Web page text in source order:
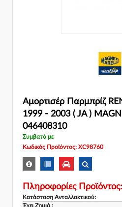
Αμορτισέρ Παρμπρίζ
1999 - 2003 ( JA )
046408310
Συμβατό με
Κωδικός Προϊόντος: XC98760
Πληροφορίες Προϊόντος:
Κατάσταση Ανταλλακτικού:
Έχει Ζημιά :